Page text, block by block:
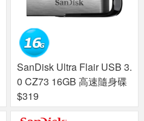
SanDisk Ultra Flair USB 3.
0 CZ73 16GB 高速隨身碟
$319